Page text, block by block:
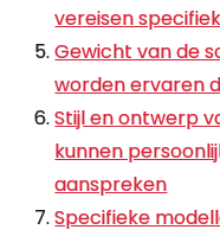
vereisen
Gewicht van de
worden ervaren
Stijl en ontwerp
kunnen
aanspreken
Specifieke